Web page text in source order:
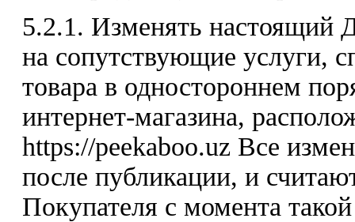
5.2.1. Изменять настоящий
на сопутствующие услуги,
товара в одностороннем
интернет-магазина,
https://peekaboo.uz Все
после публикации, и
Покупателя с момента